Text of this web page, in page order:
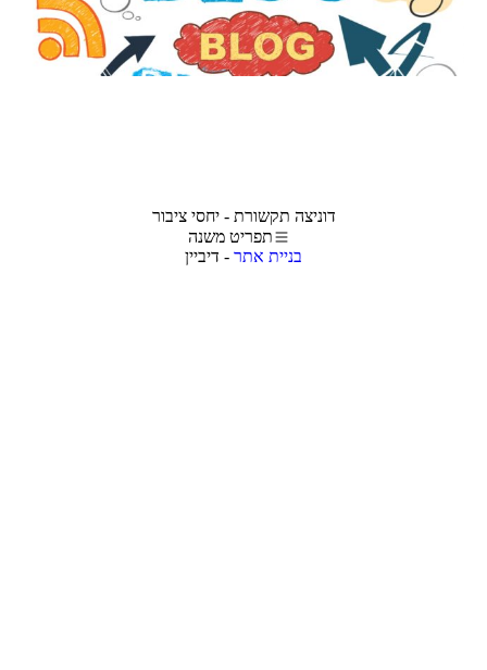
דוניצה תקשורת - יחסי ציבור
תפריט משנה
בניית אתר - דיביין